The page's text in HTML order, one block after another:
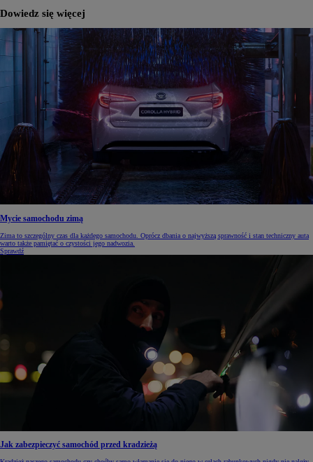
Dowiedz się więcej
Mycie samochodu zimą
Zima to szczególny czas dla każdego samochodu. Oprócz dbania o najwyższą sprawność i stan techniczny auta
warto także pamiętać o czystości jego nadwozia.
Sprawdź
Jak zabezpieczyć samochód przed kradzieżą